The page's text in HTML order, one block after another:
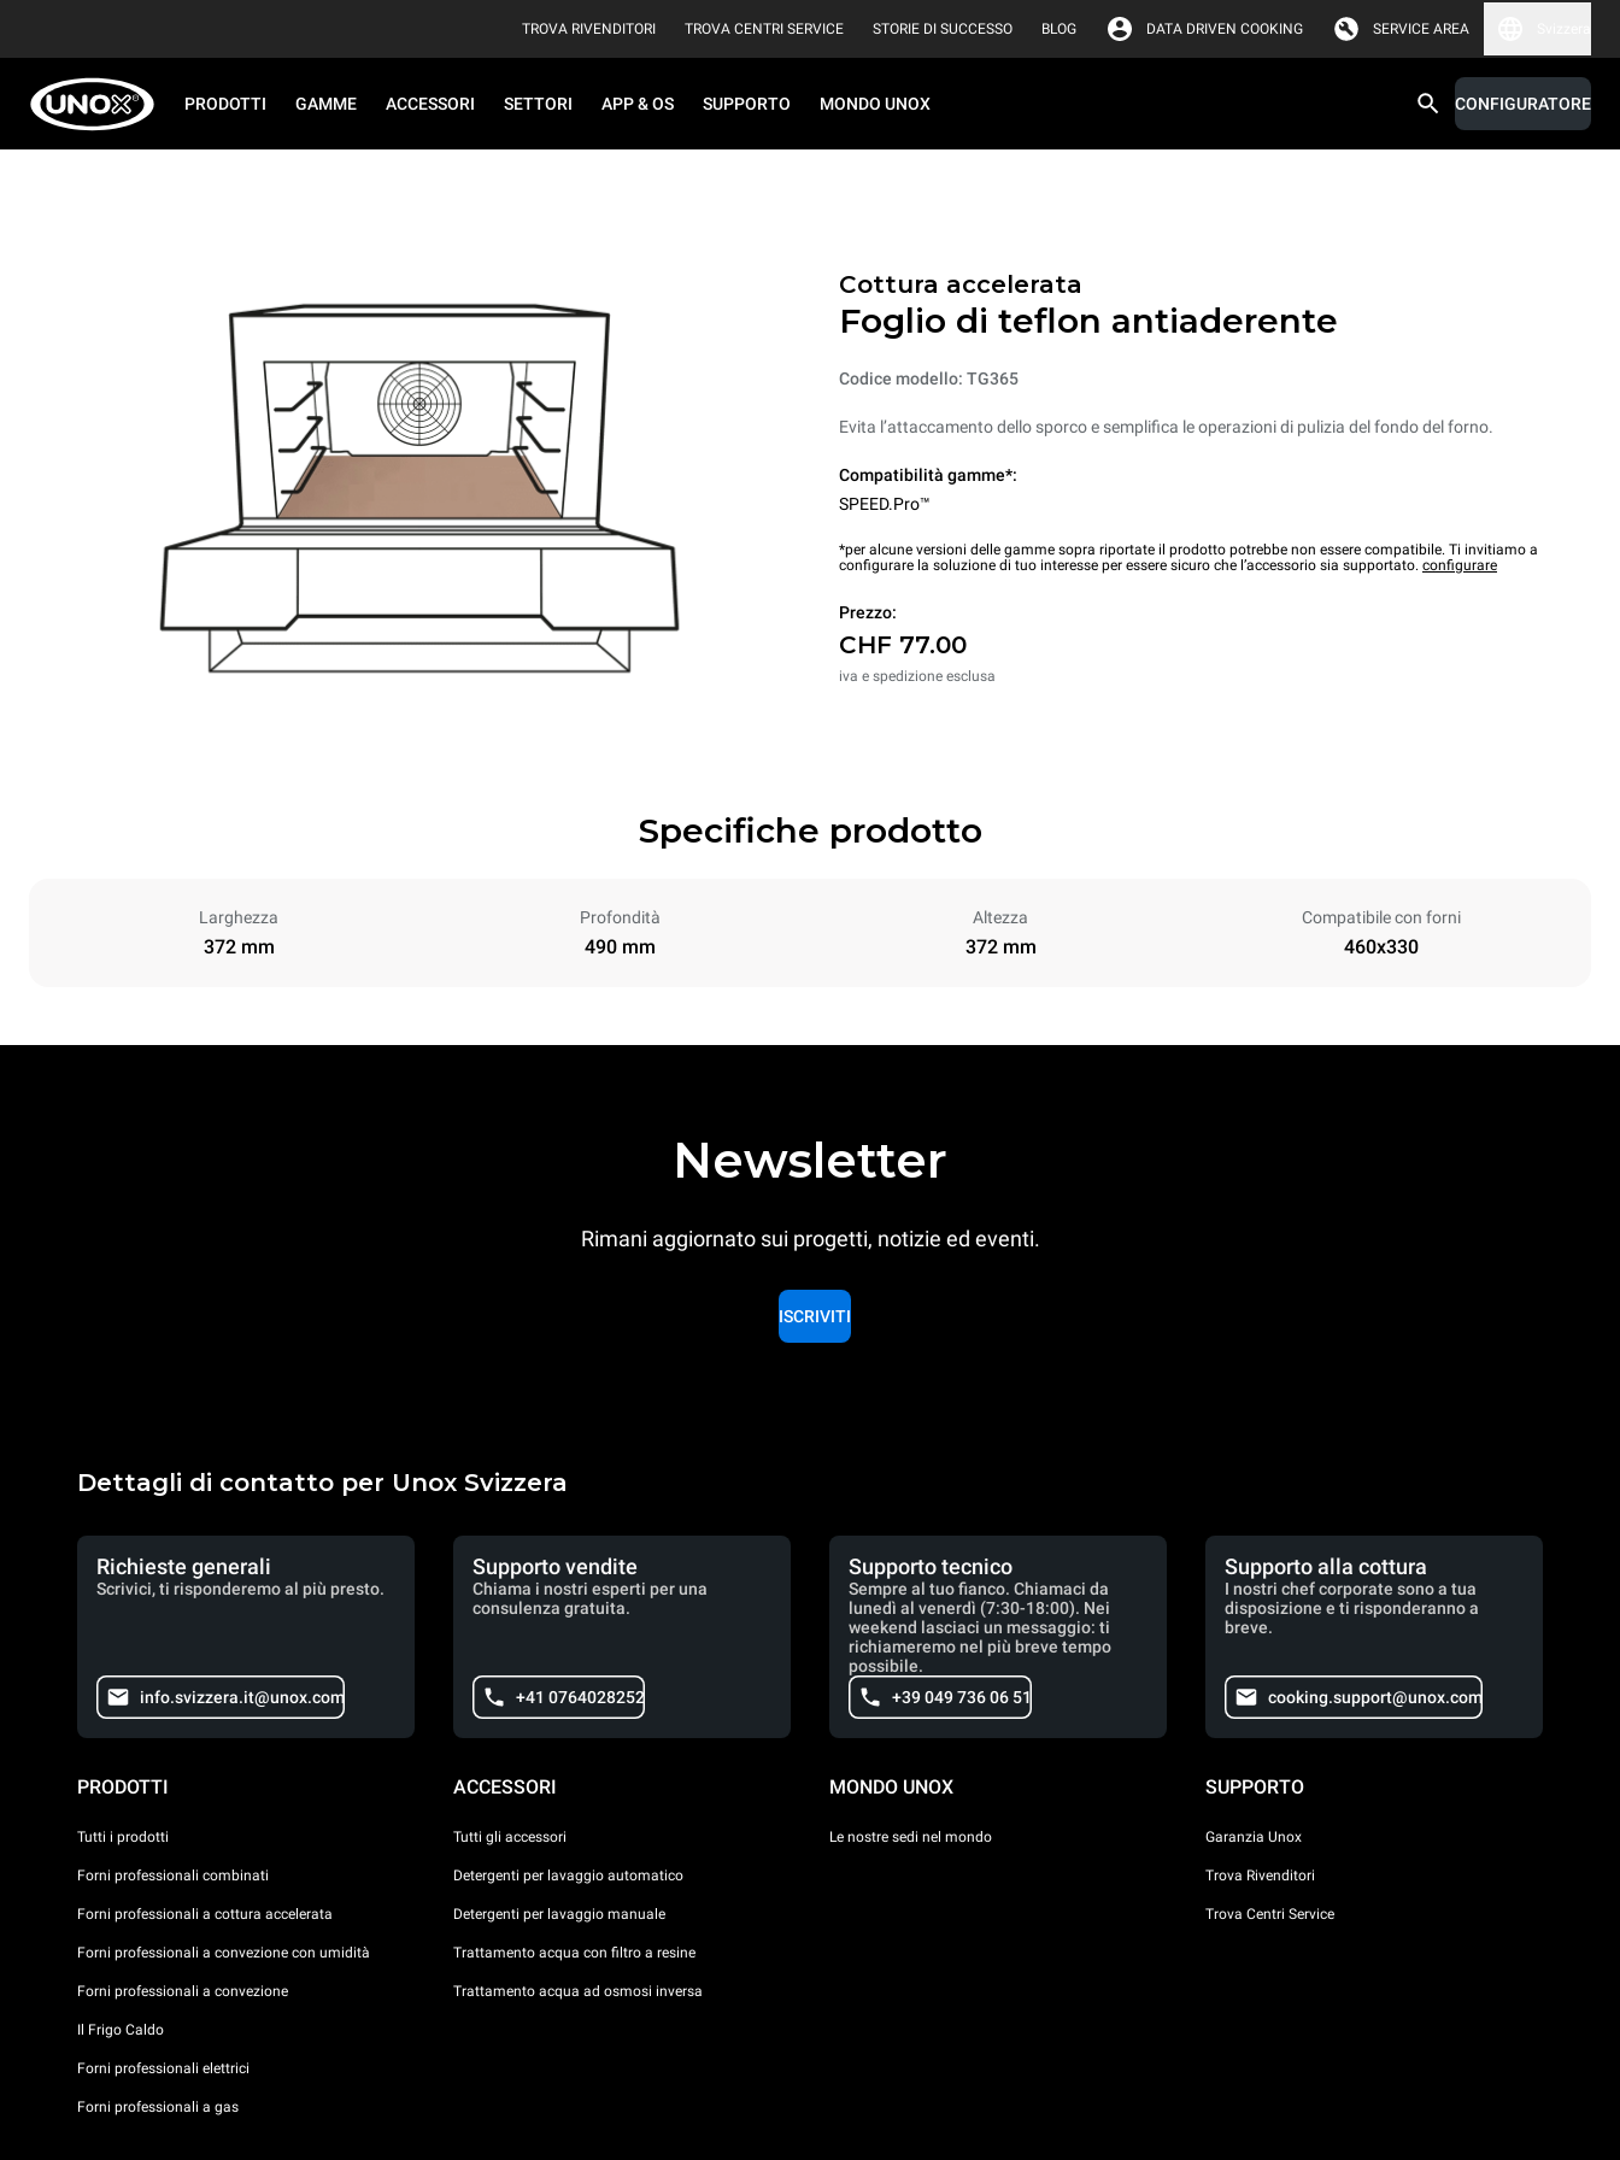
TROVA RIVENDITORI TROVA CENTRI SERVICE STORIE DI SUCCESSO BLOG DATA DRIVEN COOKING SERVICE AREA
PRODOTTI GAMME ACCESSORI SETTORI APP & OS SUPPORTO MONDO UNOX CONFIGURATORE
Cottura accelerata
Foglio di teflon antiaderente
Codice modello: TG365
Evita l’attaccamento dello sporco e semplifica le operazioni di pulizia del fondo del forno.
Compatibilità gamme*:
SPEED.Pro™
*per alcune versioni delle gamme sopra riportate il prodotto potrebbe non essere compatibile. Ti invitiamo a
configurare la soluzione di tuo interesse per essere sicuro che l’accessorio sia supportato. configurare
Prezzo:
CHF 77.00
iva e spedizione esclusa
Specifiche prodotto
Larghezza
372 mm
Profondità
490 mm
Altezza
372 mm
Compatibile con forni
460x330
Newsletter
Rimani aggiornato sui progetti, notizie ed eventi.
ISCRIVITI
Dettagli di contatto per Unox Svizzera
Richieste generali
Scrivici, ti risponderemo al più presto.
info.svizzera.it@unox.com
Supporto vendite
Chiama i nostri esperti per una
consulenza gratuita.
+41 0764028252
Supporto tecnico
Sempre al tuo fianco. Chiamaci da
lunedì al venerdì (7:30-18:00). Nei
weekend lasciaci un messaggio: ti
richiameremo nel più breve tempo
possibile.
+39 049 736 06 51
Supporto alla cottura
I nostri chef corporate sono a tua
disposizione e ti risponderanno a
breve.
cooking.support@unox.com
PRODOTTI
Tutti i prodotti
Forni professionali combinati
Forni professionali a cottura accelerata
Forni professionali a convezione con umidità
Forni professionali a convezione
Il Frigo Caldo
Forni professionali elettrici
Forni professionali a gas
ACCESSORI
Tutti gli accessori
Detergenti per lavaggio automatico
Detergenti per lavaggio manuale
Trattamento acqua con filtro a resine
Trattamento acqua ad osmosi inversa
MONDO UNOX
Le nostre sedi nel mondo
SUPPORTO
Garanzia Unox
Trova Rivenditori
Trova Centri Service